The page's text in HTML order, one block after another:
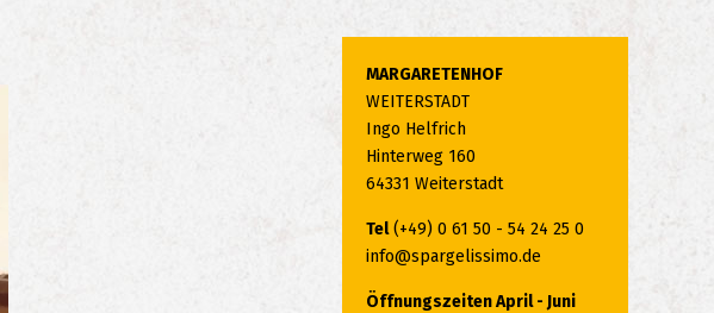
MARGARETENHOF
WEITERSTADT
Ingo Helfrich
Hinterweg 160
64331 Weiterstadt
Tel(+49) 0 61 50 - 54 24 25 0
info@spargelissimo.de
Öffnungszeiten April - Juni